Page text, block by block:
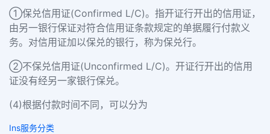
①保兑信用证(Confirmed L/C)。指开证行开出的信用证，
由另一银行保证对符合信用证条款规定的单据履行付款义
务。对信用证加以保兑的银行，称为保兑行。
②不保兑信用证(Unconfirmed L/C)。开证行开出的信用
证没有经另一家银行保兑。
(4)根据付款时间不同，可以分为
Ins服务分类